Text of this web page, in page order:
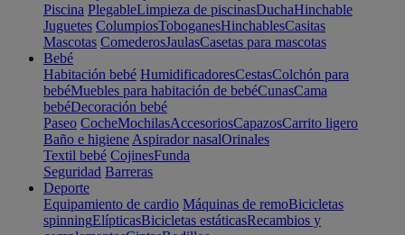
Piscina PlegableLimpieza de piscinasDuchaHinchable
Juguetes ColumpiosToboganesHinchablesCasitas
Mascotas ComederosJaulasCasetas para mascotas
Bebé
Habitación bebé HumidificadoresCestasColchón para
bebéMuebles para habitación de bebéCunasCama
bebéDecoración bebé
Paseo CocheMochilasAccesoriosCapazosCarrito ligero
Baño e higiene Aspirador nasalOrinales
Textil bebé CojinesFunda
Seguridad Barreras
Deporte
Equipamiento de cardio Máquinas de remoBicicletas
spinningElípticasBicicletas estáticasRecambios y